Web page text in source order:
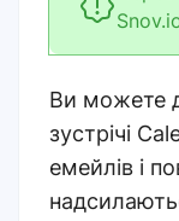
Ви можете
зустрічі
емейлів і